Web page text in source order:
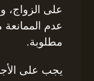
على الزواج،
عدم الممانعة
مطلوبة.
يجب على